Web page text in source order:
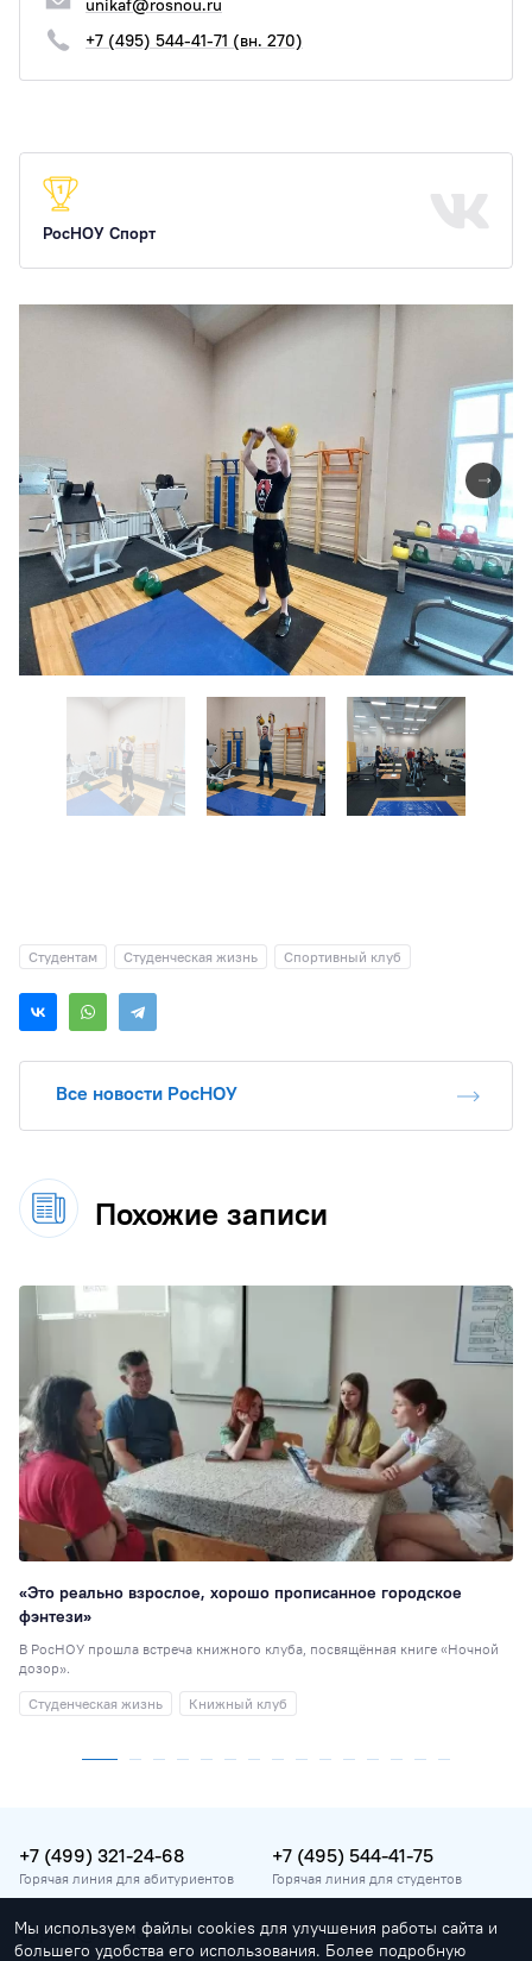
unikaf@rosnou.ru
+7 (495) 544-41-71 (вн. 270)
РосНОУ Спорт
Студентам Студенческая жизнь Спортивный клуб
Все новости РосНОУ
Похожие записи
«Это реально взрослое, хорошо прописанное городское
фэнтези»
В РосНОУ прошла встреча книжного клуба, посвящённая книге «Ночной
дозор».
Студенческая жизнь
Книжный клуб
+7 (499) 321-24-68
Горячая линия для абитуриентов
+7 (495) 544-41-75
Горячая линия для студентов
vopros@rosnou.ru
Горячая линия для абитуриентов
Мы используем файлы cookies для улучшения работы сайта и
большего удобства его использования. Более подробную